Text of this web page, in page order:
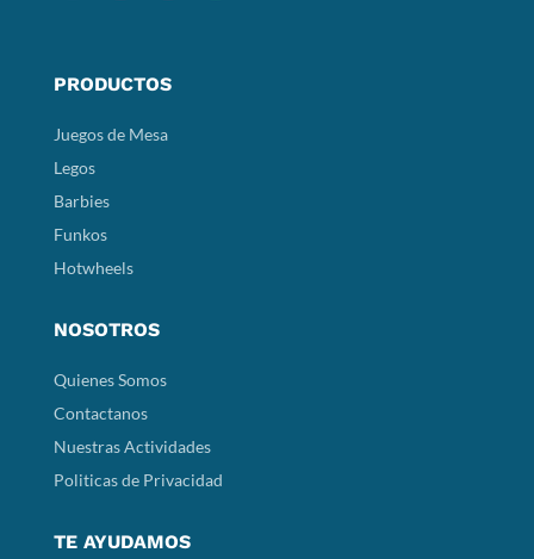
PRODUCTOS
Juegos de Mesa
Legos
Barbies
Funkos
Hotwheels
NOSOTROS
Quienes Somos
Contactanos
Nuestras Actividades
Politicas de Privacidad
TE AYUDAMOS